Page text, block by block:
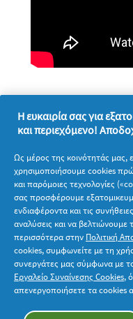
Σχετικά με την P&G
Νομικά
Ακολουθήστε μας
Η ευκαιρία σας για
και περιεχόμενο!
Ως μέρος της κοινότητάς μας,
χρησιμοποιήσουμε cookies
και παρόμοιες τεχνολογίες
σας προσφέρουμε
ενδιαφέροντα και τις
αναλύσεις και να
περισσότερα στην Πολιτική
cookies, συμφωνείτε με τη
συνεργάτες μας σύμφωνα με
Εργαλείο Συναίνεσης Cookies,
απενεργοποιήσετε τα cookies